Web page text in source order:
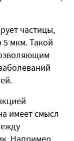
частицы,
5 мкм. Такой
имеет смысл